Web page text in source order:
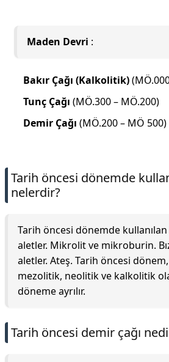
Maden Devri :
Bakır Çağı (Kalkolitik)
Tunç Çağı (MÖ.300 – MÖ.200)
Demir Çağı (MÖ.200 – MÖ 500)
Tarih öncesi dönemde
nelerdir?
Tarih öncesi dönemde kullanılan
aletler. Mikrolit ve mikroburin.
aletler. Ateş. Tarih öncesi
mezolitik, neolitik ve kalkolitik
döneme ayrılır.
Tarih öncesi demir çağı